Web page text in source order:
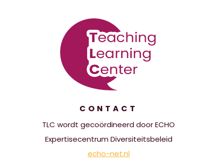
CONTACT
TLC wordt gecoördineerd door ECHO
Expertisecentrum Diversiteitsbeleid
echo-net.nl